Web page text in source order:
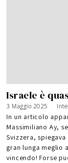
Israele è
3 Maggio 2025
a
g
g
i
2
0
2
5
In un articolo
Massimiliano Ay,
Svizzera,
gran lunga meglio
vincendo! Forse